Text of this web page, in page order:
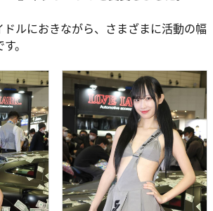
ルにおきながら、さまざまに活動の幅
。